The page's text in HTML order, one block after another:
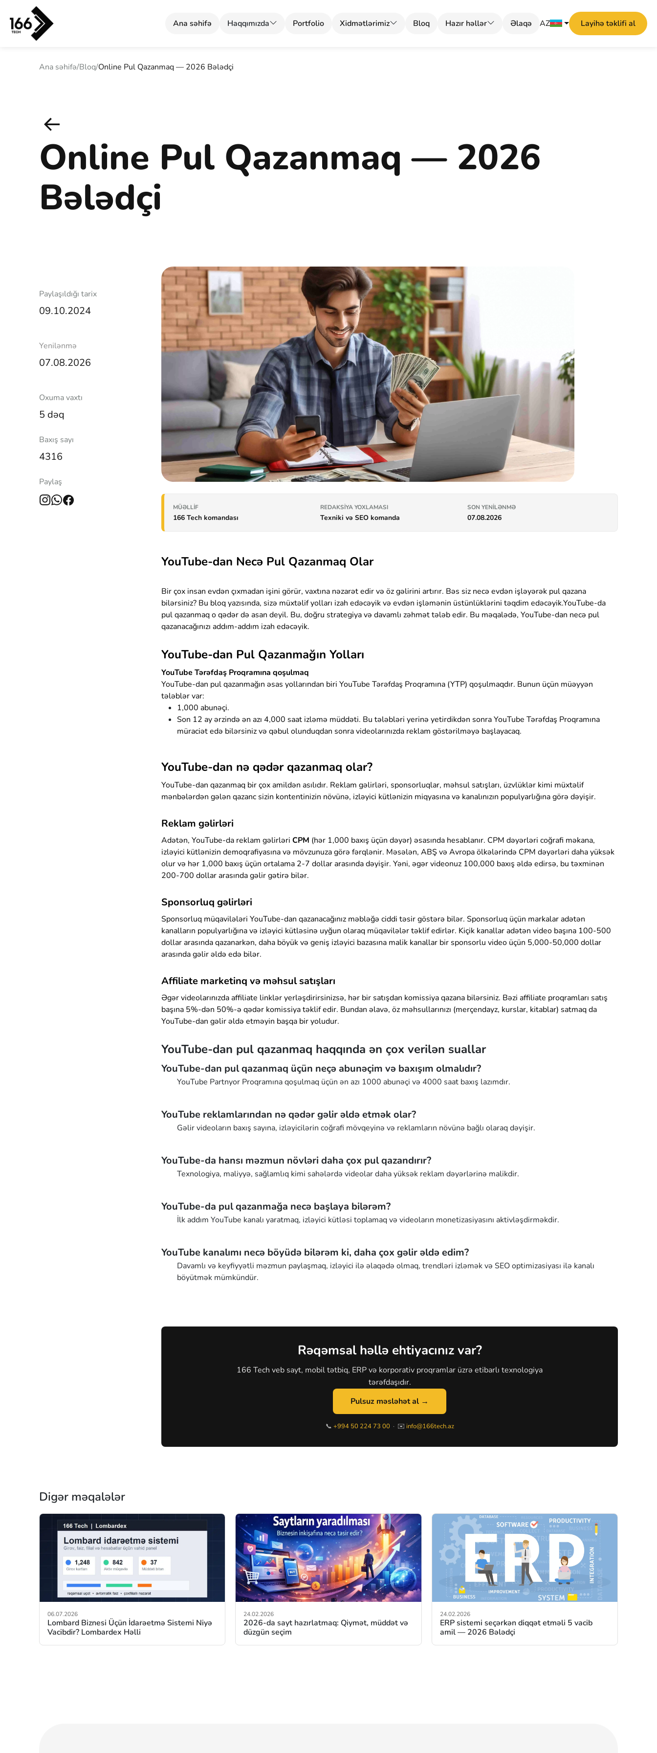
Ana səhifə Haqqımızda Portfolio Xidmətlərimiz Bloq Hazır həllər Əlaqə AZ Layihə təklifi al
Ana səhifə/Bloq/Online Pul Qazanmaq — 2026 Bələdçi
Online Pul Qazanmaq — 2026
Bələdçi
Paylaşıldığı tarix
09.10.2024
Yenilənmə
07.08.2026
Oxuma vaxtı
5 dəq
Baxış sayı
4316
Paylaş
MÜƏLLIF
166 Tech komandası
REDAKSIYA YOXLAMASI
Texniki və SEO komanda
SON YENILƏNMƏ
07.08.2026
YouTube-dan Necə Pul Qazanmaq Olar
Bir çox insan evdən çıxmadan işini görür, vaxtına nəzarət edir və öz gəlirini artırır. Bəs siz necə evdən işləyərək pul qazana
bilərsiniz? Bu bloq yazısında, sizə müxtəlif yolları izah edəcəyik və evdən işləmənin üstünlüklərini təqdim edəcəyik.YouTube-da
pul qazanmaq o qədər də asan deyil. Bu, doğru strategiya və davamlı zəhmət tələb edir. Bu məqalədə, YouTube-dan necə pul
qazanacağınızı addım-addım izah edəcəyik.
YouTube-dan Pul Qazanmağın Yolları
YouTube Tərəfdaş Proqramına qoşulmaq
YouTube-dan pul qazanmağın əsas yollarından biri YouTube Tərəfdaş Proqramına (YTP) qoşulmaqdır. Bunun üçün müəyyən
tələblər var:
1,000 abunəçi.
Son 12 ay ərzində ən azı 4,000 saat izləmə müddəti. Bu tələbləri yerinə yetirdikdən sonra YouTube Tərəfdaş Proqramına
müraciət edə bilərsiniz və qəbul olunduqdan sonra videolarınızda reklam göstərilməyə başlayacaq.
YouTube-dan nə qədər qazanmaq olar?
YouTube-dan qazanmaq bir çox amildən asılıdır. Reklam gəlirləri, sponsorluqlar, məhsul satışları, üzvlüklər kimi müxtəlif
mənbələrdən gələn qazanc sizin kontentinizin növünə, izləyici kütlənizin miqyasına və kanalınızın populyarlığına görə dəyişir.
Reklam gəlirləri
Adətən, YouTube-da reklam gəlirləri CPM (hər 1,000 baxış üçün dəyər) əsasında hesablanır. CPM dəyərləri coğrafi məkana,
izləyici kütlənizin demoqrafiyasına və mövzunuza görə fərqlənir. Məsələn, ABŞ və Avropa ölkələrində CPM dəyərləri daha yüksək
olur və hər 1,000 baxış üçün ortalama 2-7 dollar arasında dəyişir. Yəni, əgər videonuz 100,000 baxış əldə edirsə, bu təxminən
200-700 dollar arasında gəlir gətirə bilər.
Sponsorluq gəlirləri
Sponsorluq müqavilələri YouTube-dan qazanacağınız məbləğə ciddi təsir göstərə bilər. Sponsorluq üçün markalar adətən
kanalların populyarlığına və izləyici kütləsinə uyğun olaraq müqavilələr təklif edirlər. Kiçik kanallar adətən video başına 100-500
dollar arasında qazanarkən, daha böyük və geniş izləyici bazasına malik kanallar bir sponsorlu video üçün 5,000-50,000 dollar
arasında gəlir əldə edə bilər.
Affiliate marketinq və məhsul satışları
Əgər videolarınızda affiliate linklər yerləşdirirsinizsə, hər bir satışdan komissiya qazana bilərsiniz. Bəzi affiliate proqramları satış
başına 5%-dən 50%-ə qədər komissiya təklif edir. Bundan əlavə, öz məhsullarınızı (merçendayz, kurslar, kitablar) satmaq da
YouTube-dan gəlir əldə etməyin başqa bir yoludur.
YouTube-dan pul qazanmaq haqqında ən çox verilən suallar
YouTube-dan pul qazanmaq üçün neçə abunəçim və baxışım olmalıdır?
YouTube Partnyor Proqramına qoşulmaq üçün ən azı 1000 abunəçi və 4000 saat baxış lazımdır.
YouTube reklamlarından nə qədər gəlir əldə etmək olar?
Gəlir videoların baxış sayına, izləyicilərin coğrafi mövqeyinə və reklamların növünə bağlı olaraq dəyişir.
YouTube-da hansı məzmun növləri daha çox pul qazandırır?
Texnologiya, maliyyə, sağlamlıq kimi sahələrdə videolar daha yüksək reklam dəyərlərinə malikdir.
YouTube-da pul qazanmağa necə başlaya bilərəm?
İlk addım YouTube kanalı yaratmaq, izləyici kütləsi toplamaq və videoların monetizasiyasını aktivləşdirməkdir.
YouTube kanalımı necə böyüdə bilərəm ki, daha çox gəlir əldə edim?
Davamlı və keyfiyyətli məzmun paylaşmaq, izləyici ilə əlaqədə olmaq, trendləri izləmək və SEO optimizasiyası ilə kanalı
böyütmək mümkündür.
Rəqəmsal həllə ehtiyacınız var?
166 Tech veb sayt, mobil tətbiq, ERP və korporativ proqramlar üzrə etibarlı texnologiya
tərəfdaşıdır.
Pulsuz məsləhət al →
📞 +994 50 224 73 00 · ✉️ info@166tech.az
Digər məqalələr
06.07.2026
Lombard Biznesi Üçün İdarəetmə Sistemi Niyə
Vacibdir? Lombardex Həlli
24.02.2026
2026-da sayt hazırlatmaq: Qiymət, müddət və
düzgün seçim
24.02.2026
ERP sistemi seçərkən diqqət etməli 5 vacib
amil — 2026 Bələdçi